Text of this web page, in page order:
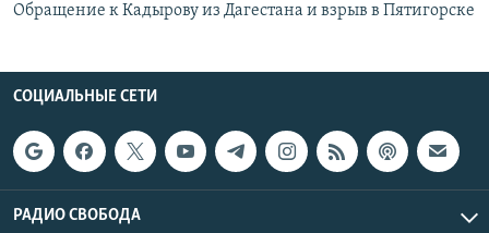
Обращение к Кадырову из Дагестана и взрыв в Пятигорске
СОЦИАЛЬНЫЕ СЕТИ
РАДИО СВОБОДА